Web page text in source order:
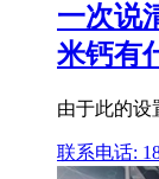
一次说
米钙有
由于此的设
联系电话: